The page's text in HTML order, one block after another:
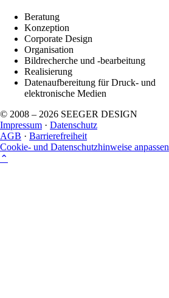
Beratung
Konzeption
Corporate Design
Organisation
Bildrecherche und -bearbeitung
Realisierung
Datenaufbereitung für Druck- und
elektronische Medien
© 2008 – 2026 SEEGER DESIGN
Impressum · Datenschutz
AGB · Barriere­freiheit
Cookie- und Datenschutzhinweise anpassen
⌃